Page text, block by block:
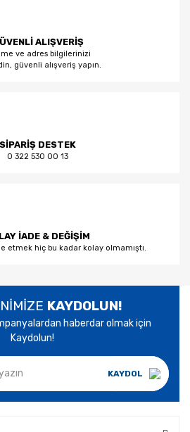
ALIŞVERİŞ
ve adres bilgilerinizi
güvenli alışveriş yapın.
SİPARİŞ DESTEK
0 322 530 00 13
İADE & DEĞİŞİM
etmek hiç bu kadar kolay olmamıştı.
KAYDOLUN!
haberdar olmak için
Kaydolun!
KAYDOL